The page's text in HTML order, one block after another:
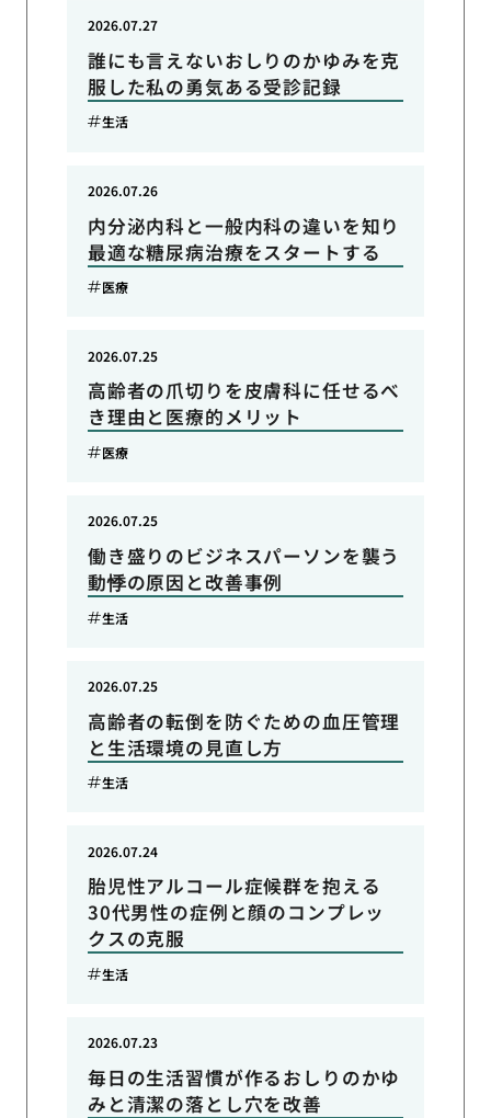
誰にも言えないおしりのかゆみを克
服した私の勇気ある受診記録
2026.07.27
生活
内分泌内科と一般内科の違いを知り
最適な糖尿病治療をスタートする
2026.07.26
医療
高齢者の爪切りを皮膚科に任せるべ
き理由と医療的メリット
2026.07.25
医療
働き盛りのビジネスパーソンを襲う
動悸の原因と改善事例
2026.07.25
生活
高齢者の転倒を防ぐための血圧管理
と生活環境の見直し方
2026.07.25
生活
胎児性アルコール症候群を抱える
30代男性の症例と顔のコンプレッ
クスの克服
2026.07.24
生活
毎日の生活習慣が作るおしりのかゆ
みと清潔の落とし穴を改善
2026.07.23